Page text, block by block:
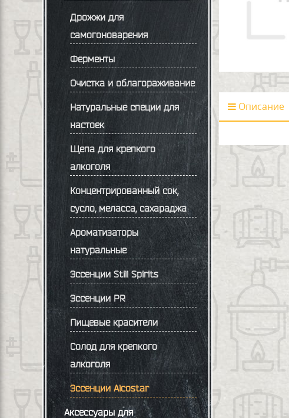
Дрожжи для
самогоноварения
Ферменты
Очистка и облагораживание
Натуральные специи для
настоек
Щепа для крепкого
алкоголя
Концентрированный сок,
сусло, меласса, сахараджа
Ароматизаторы
натуральные
Эссенции Still Spirits
Эссенции PR
Пищевые красители
Солод для крепкого
алкоголя
Эссенции Alcostar
Аксессуары для
Описание